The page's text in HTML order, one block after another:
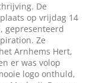
De
op vrijdag 14
gepresenteerd
Ze
Arnhems Hert,
er was volop
logo onthuld,